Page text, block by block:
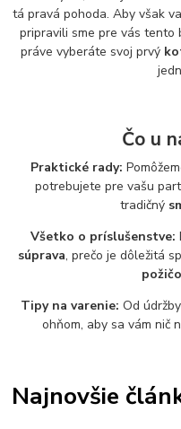
tá pravá pohoda. Aby však
pripravili sme pre vás tento
práve vyberáte svoj prvý
Čo u
Praktické rady:
potrebujete pre vašu
tradičný
Všetko o príslušenstve:
súprava, prečo je dôležitá
Tipy na varenie: Od
ohňom, aby sa vám nič
Najnovšie